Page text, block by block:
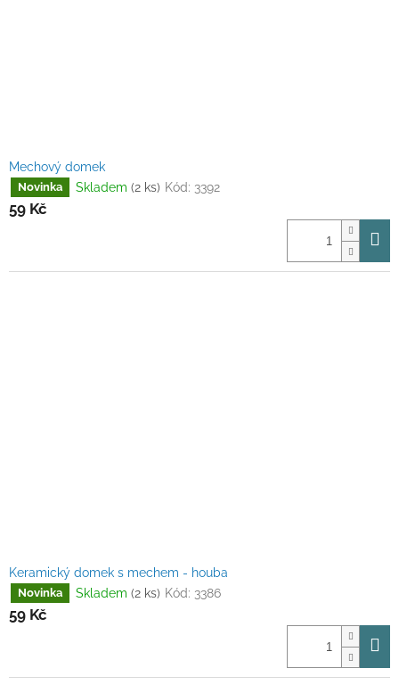
Mechový domek
Novinka Skladem (2 ks) Kód: 3392
59 Kč
Keramický domek s mechem - houba
Novinka Skladem (2 ks) Kód: 3386
59 Kč